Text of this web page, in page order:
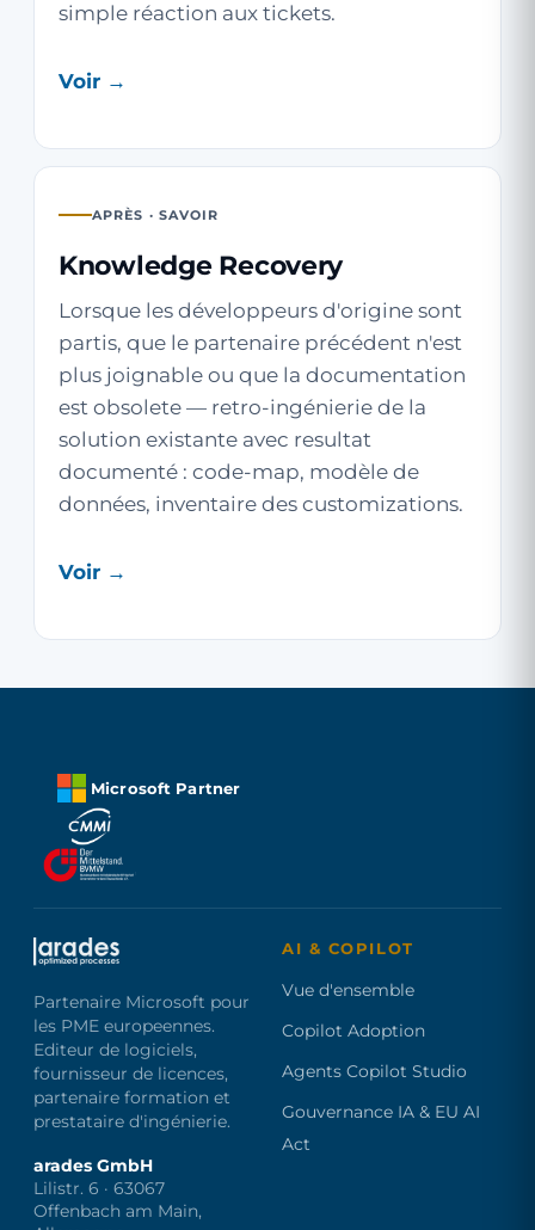
simple réaction aux tickets.
Voir →
APRÈS · SAVOIR
Knowledge Recovery
Lorsque les développeurs d'origine sont
partis, que le partenaire précédent n'est
plus joignable ou que la documentation
est obsolete — retro-ingénierie de la
solution existante avec resultat
documenté : code-map, modèle de
données, inventaire des customizations.
Voir →
Microsoft Partner
Partenaire Microsoft pour
les PME europeennes.
Editeur de logiciels,
fournisseur de licences,
partenaire formation et
prestataire d'ingénierie.
arades GmbH
Lilistr. 6 · 63067
Offenbach am Main,
AI & COPILOT
Vue d'ensemble
Copilot Adoption
Agents Copilot Studio
Gouvernance IA & EU AI
Act